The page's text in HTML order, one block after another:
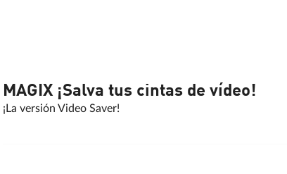
MAGIX ¡Salva tus cintas de vídeo!
¡La versión Video Saver!